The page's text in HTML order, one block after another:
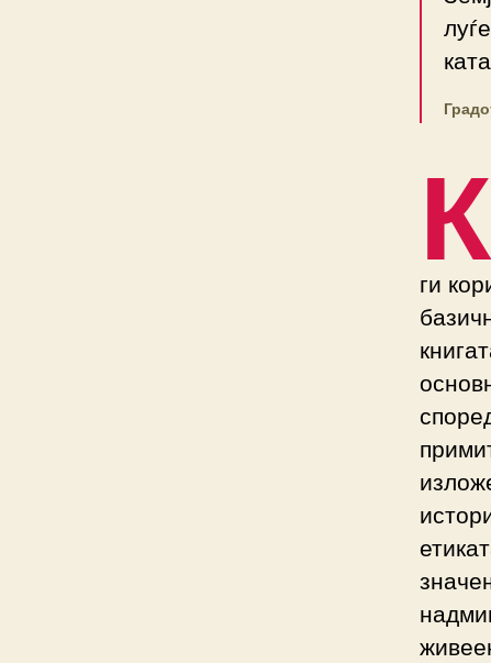
К
ги